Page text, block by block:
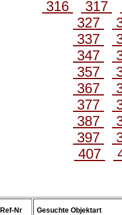
316
317
327
337
347
357
367
377
387
397
407
Ref-Nr Gesuchte Objektart